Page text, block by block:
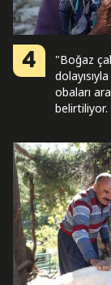
4
"Boğaz
obaları
belirtiliyor.